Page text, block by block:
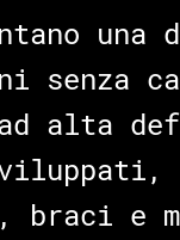
senza
alta
braci e